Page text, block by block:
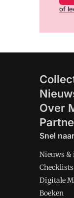
of
Over
Snel naar
Nieuws
Checklists
Digitale
Boeken